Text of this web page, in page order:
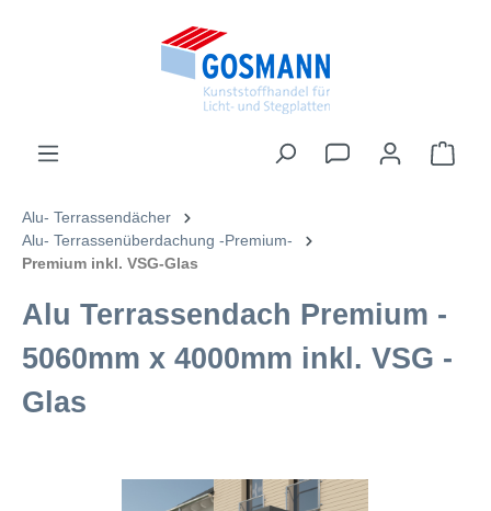
Alu- Terrassendächer
Alu- Terrassenüberdachung -Premium-
Premium inkl. VSG-Glas
Alu Terrassendach Premium -
5060mm x 4000mm inkl. VSG -
Glas